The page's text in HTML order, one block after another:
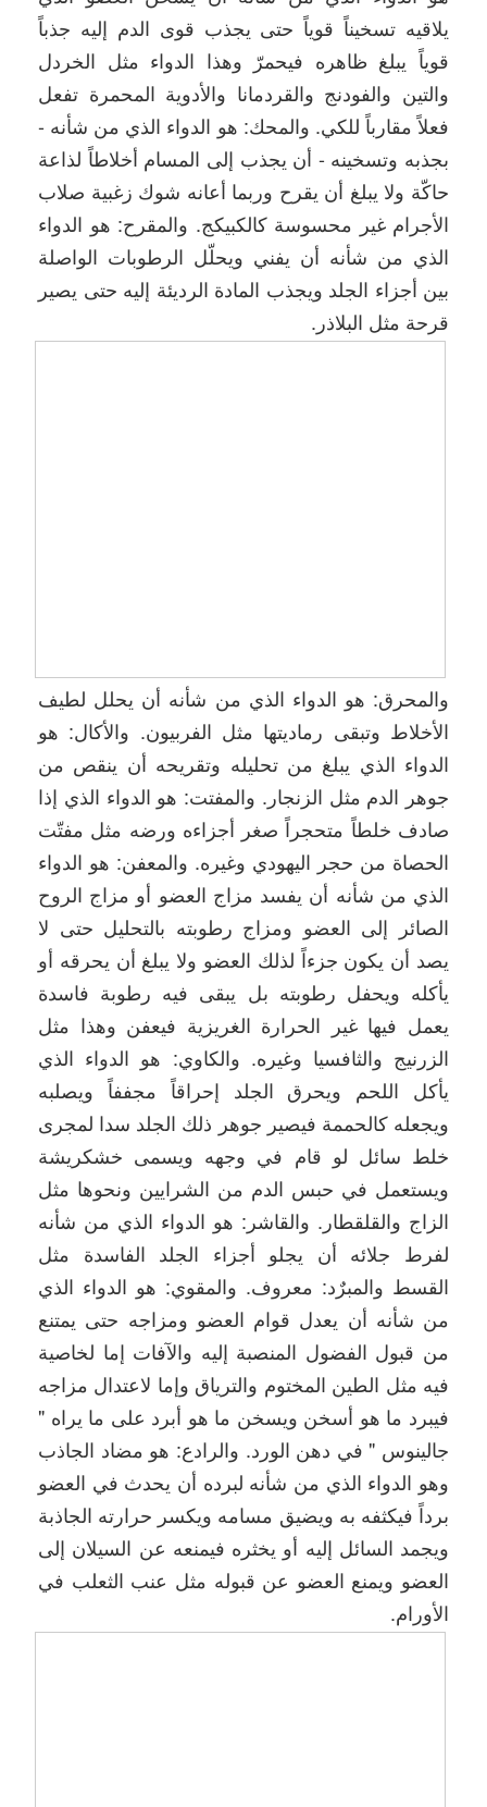
يلاقيه تسخيناً قوياً حتى يجذب قوى الدم إليه جذباً
قوياً يبلغ ظاهره فيحمرّ وهذا الدواء مثل الخردل
والتين والفودنج والقردمانا والأدوية المحمرة تفعل
فعلاً مقارباً للكي. والمحك: هو الدواء الذي من شأنه -
بجذبه وتسخينه - أن يجذب إلى المسام أخلاطاً لذاعة
حاكّة ولا يبلغ أن يقرح وربما أعانه شوك زغبية صلاب
الأجرام غير محسوسة كالكبيكج. والمقرح: هو الدواء
الذي من شأنه أن يفني ويحلّل الرطوبات الواصلة
بين أجزاء الجلد ويجذب المادة الرديئة إليه حتى يصير
قرحة مثل البلاذر.
والمحرق: هو الدواء الذي من شأنه أن يحلل لطيف
الأخلاط وتبقى رماديتها مثل الفربيون. والأكال: هو
الدواء الذي يبلغ من تحليله وتقريحه أن ينقص من
جوهر الدم مثل الزنجار. والمفتت: هو الدواء الذي إذا
صادف خلطاً متحجراً صغر أجزاءه ورضه مثل مفتّت
الحصاة من حجر اليهودي وغيره. والمعفن: هو الدواء
الذي من شأنه أن يفسد مزاج العضو أو مزاج الروح
الصائر إلى العضو ومزاج رطوبته بالتحليل حتى لا
يصد أن يكون جزءاً لذلك العضو ولا يبلغ أن يحرقه أو
يأكله ويحفل رطوبته بل يبقى فيه رطوبة فاسدة
يعمل فيها غير الحرارة الغريزية فيعفن وهذا مثل
الزرنيج والثافسيا وغيره. والكاوي: هو الدواء الذي
يأكل اللحم ويحرق الجلد إحراقاً مجففاً ويصلبه
ويجعله كالحممة فيصير جوهر ذلك الجلد سدا لمجرى
خلط سائل لو قام في وجهه ويسمى خشكريشة
ويستعمل في حبس الدم من الشرايين ونحوها مثل
الزاج والقلقطار. والقاشر: هو الدواء الذي من شأنه
لفرط جلائه أن يجلو أجزاء الجلد الفاسدة مثل
القسط والمبرٌد: معروف. والمقوي: هو الدواء الذي
من شأنه أن يعدل قوام العضو ومزاجه حتى يمتنع
من قبول الفضول المنصبة إليه والآفات إما لخاصية
فيه مثل الطين المختوم والترياق وإما لاعتدال مزاجه
فيبرد ما هو أسخن ويسخن ما هو أبرد على ما يراه "
جالينوس " في دهن الورد. والرادع: هو مضاد الجاذب
وهو الدواء الذي من شأنه لبرده أن يحدث في العضو
برداً فيكثفه به ويضيق مسامه ويكسر حرارته الجاذبة
ويجمد السائل إليه أو يخثره فيمنعه عن السيلان إلى
العضو ويمنع العضو عن قبوله مثل عنب الثعلب في
الأورام.